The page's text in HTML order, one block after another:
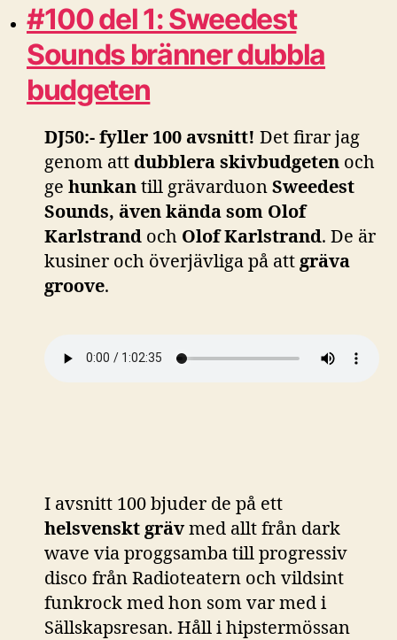
#100 del 1: Sweedest
Sounds bränner dubbla
budgeten
DJ50:- fyller 100 avsnitt! Det firar jag
genom att dubblera skivbudgeten och
ge hunkan till grävarduon Sweedest
Sounds, även kända som Olof
Karlstrand och Olof Karlstrand. De är
kusiner och överjävliga på att gräva
groove.
I avsnitt 100 bjuder de på ett
helsvenskt grävmed allt från dark
wave via proggsamba till progressiv
disco från Radioteatern och vildsint
funkrock med hon som var med i
Sällskapsresan. Håll i hipstermössan